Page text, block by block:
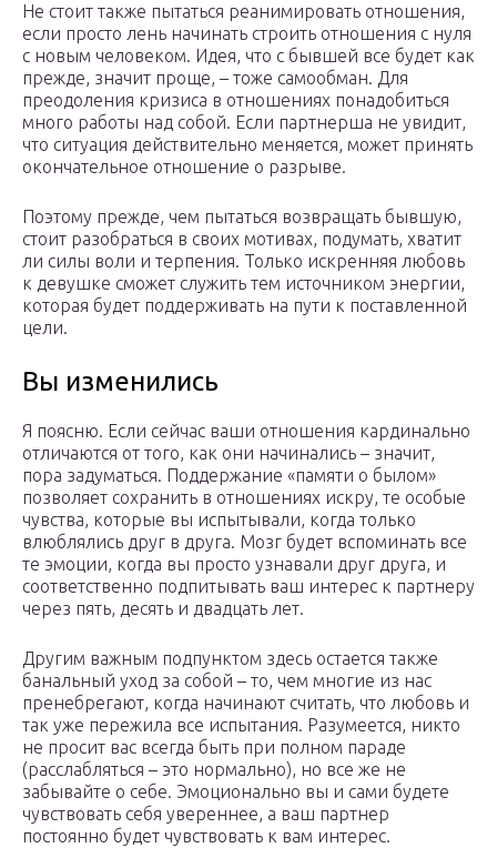
Не стоит также пытаться реанимировать отношения,
если просто лень начинать строить отношения с нуля
с новым человеком. Идея, что с бывшей все будет как
прежде, значит проще, – тоже самообман. Для
преодоления кризиса в отношениях понадобиться
много работы над собой. Если партнерша не увидит,
что ситуация действительно меняется, может принять
окончательное отношение о разрыве.
Поэтому прежде, чем пытаться возвращать бывшую,
стоит разобраться в своих мотивах, подумать, хватит
ли силы воли и терпения. Только искренняя любовь
к девушке сможет служить тем источником энергии,
которая будет поддерживать на пути к поставленной
цели.
Вы изменились
Я поясню. Если сейчас ваши отношения кардинально
отличаются от того, как они начинались – значит,
пора задуматься. Поддержание «памяти о былом»
позволяет сохранить в отношениях искру, те особые
чувства, которые вы испытывали, когда только
влюблялись друг в друга. Мозг будет вспоминать все
те эмоции, когда вы просто узнавали друг друга, и
соответственно подпитывать ваш интерес к партнеру
через пять, десять и двадцать лет.
Другим важным подпунктом здесь остается также
банальный уход за собой – то, чем многие из нас
пренебрегают, когда начинают считать, что любовь и
так уже пережила все испытания. Разумеется, никто
не просит вас всегда быть при полном параде
(расслабляться – это нормально), но все же не
забывайте о себе. Эмоционально вы и сами будете
чувствовать себя увереннее, а ваш партнер
постоянно будет чувствовать к вам интерес.